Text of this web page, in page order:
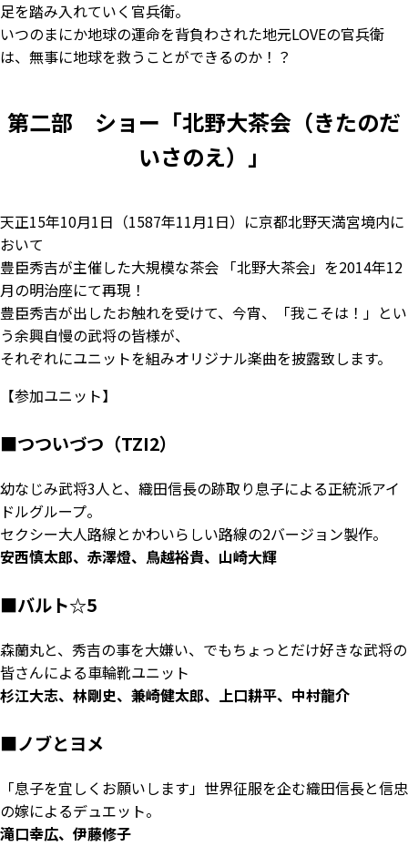
足を踏み入れていく官兵衛。
いつのまにか地球の運命を背負わされた地元LOVEの官兵衛
は、無事に地球を救うことができるのか！？
第二部 ショー「北野大茶会（きたのだ
いさのえ）」
天正15年10月1日（1587年11月1日）に京都北野天満宮境内に
おいて
豊臣秀吉が主催した大規模な茶会 「北野大茶会」を2014年12
月の明治座にて再現！
豊臣秀吉が出したお触れを受けて、今宵、「我こそは！」とい
う余興自慢の武将の皆様が、
それぞれにユニットを組みオリジナル楽曲を披露致します。
【参加ユニット】
■つついづつ（TZI2）
幼なじみ武将3人と、織田信長の跡取り息子による正統派アイ
ドルグループ。
セクシー大人路線とかわいらしい路線の2バージョン製作。
安西慎太郎、赤澤燈、鳥越裕貴、山崎大輝
■バルト☆5
森蘭丸と、秀吉の事を大嫌い、でもちょっとだけ好きな武将の
皆さんによる車輪靴ユニット
杉江大志、林剛史、兼崎健太郎、上口耕平、中村龍介
■ノブとヨメ
「息子を宜しくお願いします」世界征服を企む織田信長と信忠
の嫁によるデュエット。
滝口幸広、伊藤修子